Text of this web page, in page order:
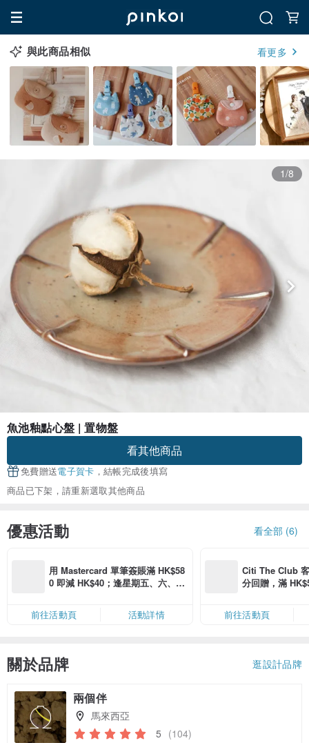
與此商品相似 看更多
1/8
魚池釉點心盤 | 置物盤
看其他商品
免費贈送電子賀卡 ，結帳完成後填寫
商品已下架，請重新選取其他商品
優惠活動 看全部 (6)
用 Mastercard 單筆簽賬滿 HK$58
0 即減 HK$40；逢星期五、六、日
限，額滿即止，僅限「常用信用
卡」結帳）
前往活動頁 活動詳情
Citi The Club
分回贈，滿
前往活動頁
關於品牌 逛設計品牌
兩個伴
馬來西亞
5 (104)